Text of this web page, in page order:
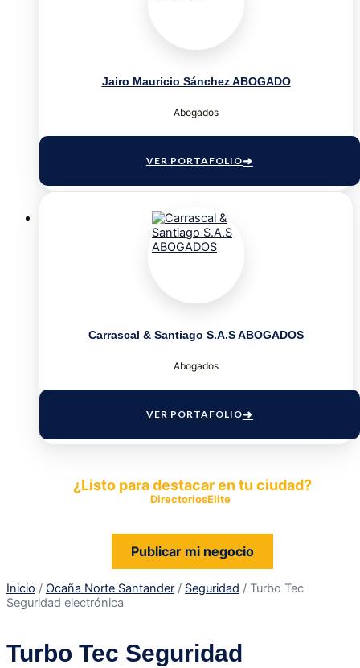
Jairo Mauricio Sánchez ABOGADO
Abogados
VER PORTAFOLIO
Carrascal & Santiago S.A.S ABOGADOS
Abogados
VER PORTAFOLIO
¿Listo para destacar en tu ciudad?
DirectoriosElite
Publicar mi negocio
Inicio / Ocaña Norte Santander / Seguridad / Turbo Tec
Seguridad electrónica
Turbo Tec Seguridad